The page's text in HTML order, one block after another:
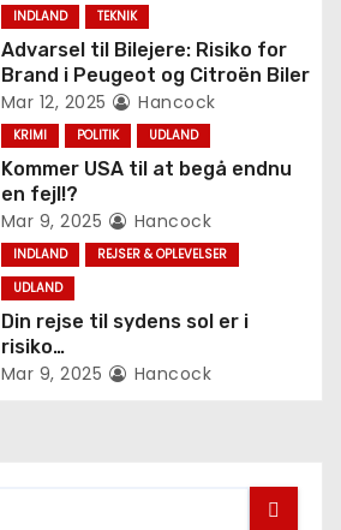
INDLAND TEKNIK
Advarsel til Bilejere: Risiko for
Brand i Peugeot og Citroën Biler
Mar 12, 2025 Hancock
KRIMI POLITIK UDLAND
Kommer USA til at begå endnu
en fejl!?
Mar 9, 2025 Hancock
INDLAND
REJSER & OPLEVELSER
UDLAND
Din rejse til sydens sol er i
risiko…
Mar 9, 2025 Hancock